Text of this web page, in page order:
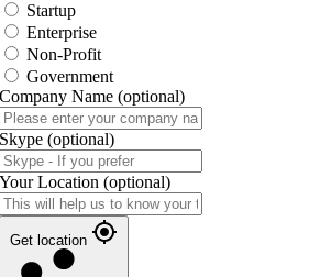
Startup
Enterprise
Non-Profit
Government
Company Name (optional)
Skype (optional)
Your Location (optional)
Get location